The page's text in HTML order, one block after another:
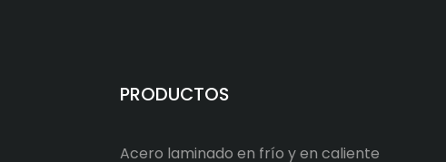
Riel ferroviario estándar
chino 60N
PRODUCTOS
Acero laminado en frío y en caliente